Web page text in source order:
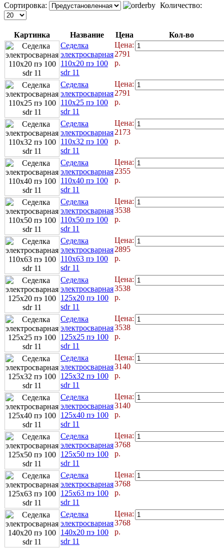
Сортировка: Количество:
Картинка Название Цена
Кол-во
Седелка
электросварная
110x20 пэ 100
sdr 11
Цена:
2791
р.
Седелка
электросварная
110x25 пэ 100
sdr 11
Цена:
2791
р.
Седелка
электросварная
110x32 пэ 100
sdr 11
Цена:
2173
р.
Седелка
электросварная
110x40 пэ 100
sdr 11
Цена:
2355
р.
Седелка
электросварная
110x50 пэ 100
sdr 11
Цена:
3538
р.
Седелка
электросварная
110x63 пэ 100
sdr 11
Цена:
2895
р.
Седелка
электросварная
125x20 пэ 100
sdr 11
Цена:
3538
р.
Седелка
электросварная
125x25 пэ 100
sdr 11
Цена:
3538
р.
Седелка
электросварная
125x32 пэ 100
sdr 11
Цена:
3140
р.
Седелка
электросварная
125x40 пэ 100
sdr 11
Цена:
3140
р.
Седелка
электросварная
125x50 пэ 100
sdr 11
Цена:
3768
р.
Седелка
электросварная
125x63 пэ 100
sdr 11
Цена:
3768
р.
Седелка
электросварная
140x20 пэ 100
sdr 11
Цена:
3768
р.